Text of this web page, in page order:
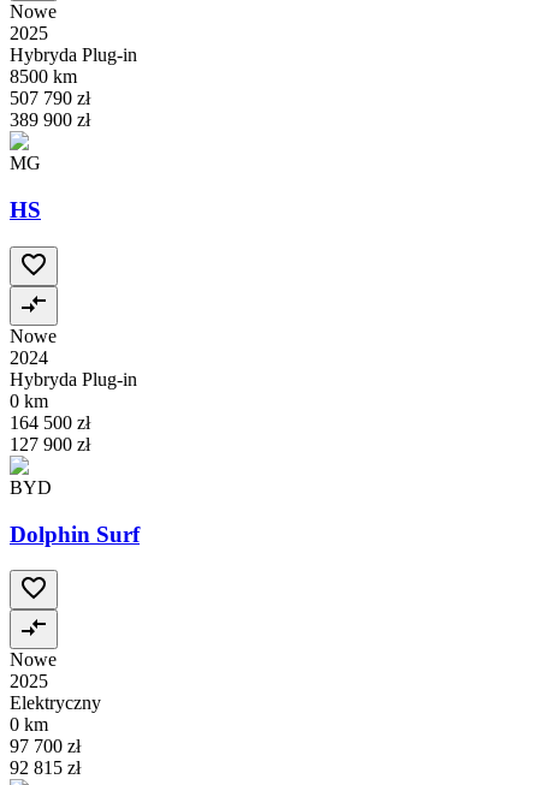
Nowe
2025
Hybryda Plug-in
8500 km
507 790 zł
389 900 zł
MG
HS
Nowe
2024
Hybryda Plug-in
0 km
164 500 zł
127 900 zł
BYD
Dolphin Surf
Nowe
2025
Elektryczny
0 km
97 700 zł
92 815 zł